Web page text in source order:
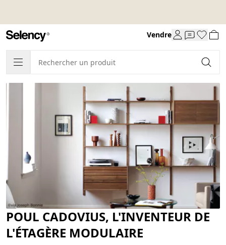
Vendre
POUL CADOVIUS, L'INVENTEUR DE
L'ÉTAGÈRE MODULAIRE